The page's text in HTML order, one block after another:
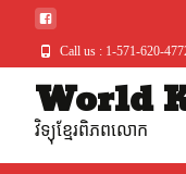
Call us : 1-571-620-
World
វិទ្យុខ្មែរពិភពលោក